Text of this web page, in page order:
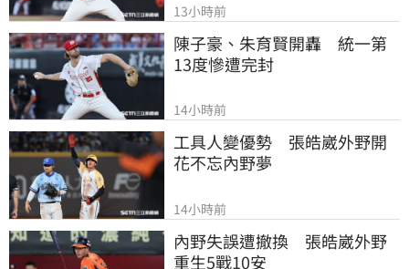
13小時前
陳子豪、朱育賢開轟　統一第
13度慘遭完封
14小時前
工具人變優勢　張皓崴外野開
花不忘內野夢
14小時前
內野失誤遭撤換　張皓崴外野
重生5戰10安